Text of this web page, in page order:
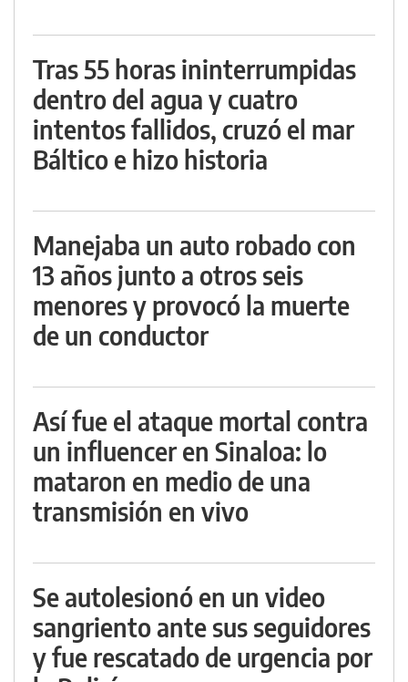
Tras 55 horas ininterrumpidas
dentro del agua y cuatro
intentos fallidos, cruzó el mar
Báltico e hizo historia
Manejaba un auto robado con
13 años junto a otros seis
menores y provocó la muerte
de un conductor
Así fue el ataque mortal contra
un influencer en Sinaloa: lo
mataron en medio de una
transmisión en vivo
Se autolesionó en un video
sangriento ante sus seguidores
y fue rescatado de urgencia por